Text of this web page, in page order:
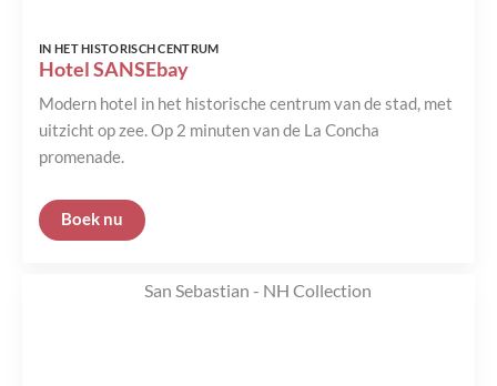
IN HET HISTORISCH CENTRUM
Hotel SANSEbay
Modern hotel in het historische centrum van de stad, met
uitzicht op zee. Op 2 minuten van de La Concha
promenade.